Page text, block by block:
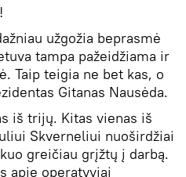
užgožia beprasmė
tampa pažeidžiama ir
Taip teigia ne bet kas, o
Gitanas Nausėda.
iš trijų. Kitas vienas iš
Skverneliui nuoširdžiai
greičiau grįžtų į darbą.
apie operatyviai